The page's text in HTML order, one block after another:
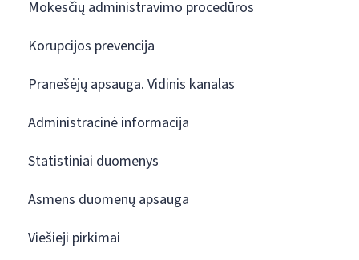
Mokesčių administravimo procedūros
Korupcijos prevencija
Pranešėjų apsauga. Vidinis kanalas
Administracinė informacija
Statistiniai duomenys
Asmens duomenų apsauga
Viešieji pirkimai